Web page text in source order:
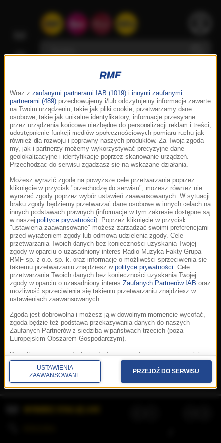
Korzystanie z portalu oznacza akceptację
Prywatność.Aplikacje.© 2026 Radio Muzyka
Fakty Grupa RMF sp. z o.o. sp. k.
Wraz z zaufanymi partnerami IAB (1019) i innymi zaufanymi
partnerami (489) przechowujemy i/lub odczytujemy informacje zawarte
na Twoim urządzeniu, takie jak pliki cookie, przetwarzamy dane
osobowe, takie jak unikalne identyfikatory, informacje przesyłane
przez urządzenia końcowe niezbędne do personalizacji reklam i treści,
udostępnienie funkcji mediów społecznościowych pomiaru ruchu jak
również dla rozwoju i poprawny naszych produktów. Za Twoją zgodą
my, jak i partnerzy możemy wykorzystywać precyzyjne dane
geolokalizacyjne i identyfikację poprzez skanowanie urządzeń.
Przechodząc do serwisu zgadzasz się na wskazane działania.
Możesz wyrazić zgodę na powyższe cele przetwarzania poprzez
kliknięcie w przycisk "przechodzę do serwisu", możesz również nie
wyrażać zgody poprzez wybór ustawień zaawansowanych. W sytuacji
braku zgody będziemy przetwarzać dane osobowe w innych celach na
innych podstawach prawnych (informacje w tym zakresie dostępne są
w naszej polityce prywatności). Poprzez kliknięcie w przycisk
"ustawienia zaawansowane" możesz zarządzać swoimi preferencjami
przed wyrażeniem zgody lub odmową udzielenia zgody. Cele
przetwarzania Twoich danych bez konieczności uzyskania Twojej
zgody w oparciu o uzasadniony interes Radio Muzyka Fakty Grupa
RMF sp. z o.o. sp. k. oraz informacje o możliwości sprzeciwienia się
takiemu przetwarzaniu znajdziesz w polityce prywatności. Cele
przetwarzania Twoich danych bez konieczności uzyskania Twojej
zgody w oparciu o uzasadniony interes Zaufanych Partnerów IAB oraz
możliwość sprzeciwienia się takiemu przetwarzaniu znajdziesz w
ustawieniach zaawansowanych.
Zgoda jest dobrowolna i możesz ją w dowolnym momencie wycofać,
zgoda będzie też podstawą przekazywania danych do naszych
Zaufanych Partnerów z siedzibą w państwach trzecich (poza
Europejskim Obszarem Gospodarczym).
Ponadto masz prawo żądania dostępu, sprostowania, usunięcia lub
ograniczenia przetwarzania danych, a także złożenia skargi do
Prezesa Urzędu Ochrony Danych Osobowych. W polityce prywatności
znajdziesz informacje jak wykonać swoje prawa. Szczegółowe
informacje na temat przetwarzania Twoich danych znajdują się w
USTAWIENIA
ZAAWANSOWANE
PRZEJDŹ DO SERWISU